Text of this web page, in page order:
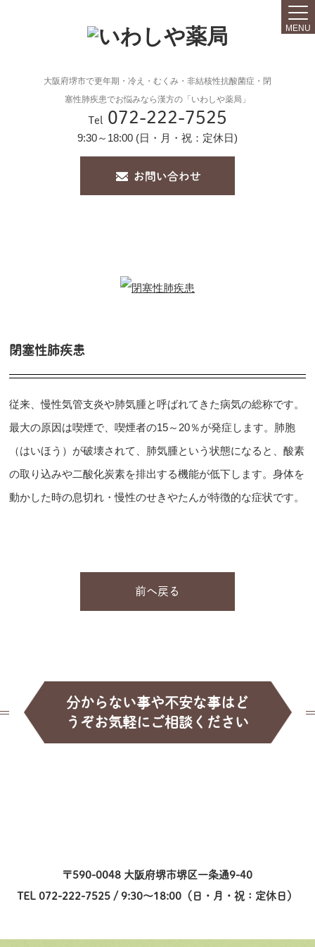
大阪府堺市で更年期・冷え・むくみ・非結核性抗酸菌症・閉
塞性肺疾患でお悩みなら漢方の「いわしや薬局」
Tel 072-222-7525
9:30～18:00 (日・月・祝：定休日)
MENU
閉塞性肺疾患
従来、慢性気管支炎や肺気腫と呼ばれてきた病気の総称です。
最大の原因は喫煙で、喫煙者の15～20％が発症します。肺胞
（はいほう）が破壊されて、肺気腫という状態になると、酸素
の取り込みや二酸化炭素を排出する機能が低下します。身体を
動かした時の息切れ・慢性のせきやたんが特徴的な症状です。
前へ戻る
分からない事や不安な事はど
うぞお気軽にご相談ください
〒590-0048 大阪府堺市堺区一条通9-40
TEL 072-222-7525 / 9:30～18:00（日・月・祝：定休日）